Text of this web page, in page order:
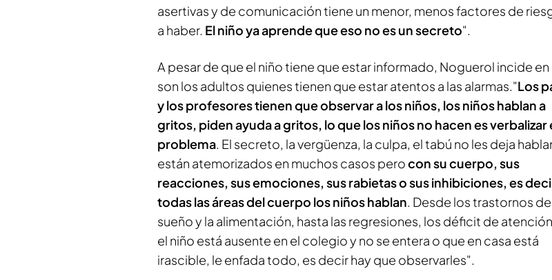
asertivas y de comunicación tiene un menor, menos factores de
a haber. El niño ya aprende que eso no es un secreto".
A pesar de que el niño tiene que estar informado, Noguerol incide en
son los adultos quienes tienen que estar atentos a las alarmas."Los
y los profesores tienen que observar a los niños, los niños hablan a
gritos, piden ayuda a gritos, lo que los niños no hacen es verbalizar
problema. El secreto, la vergüenza, la culpa, el tabú no les deja
están atemorizados en muchos casos perocon su cuerpo, sus
reacciones, sus emociones, sus rabietas o sus inhibiciones, es
todas las áreas del cuerpo los niños hablan. Desde los trastornos
sueño y la alimentación, hasta las regresiones, los déficit de
el niño está ausente en el colegio y no se entera o que en casa está
irascible, le enfada todo, es decir hay que observarles".